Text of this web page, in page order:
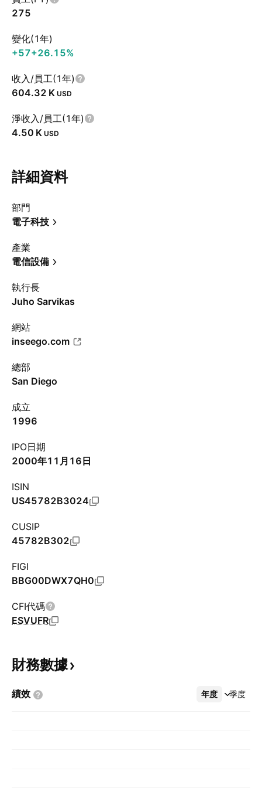
275
變化(1年)
+57+26.15%
收入/員工(1年)
‪604.32 K‬ USD
淨收入/員工(1年)
‪4.50 K‬ USD
詳細資料
部門
電子科技
產業
電信設備
執行長
Juho Sarvikas
網站
inseego.com
總部
San Diego
成立
1996
IPO日期
2000年11月16日
ISIN
US45782B3024
CUSIP
45782B302
FIGI
BBG00DWX7QH0
CFI代碼
ESVUFR
財務數據
績效 年度 季度
更多